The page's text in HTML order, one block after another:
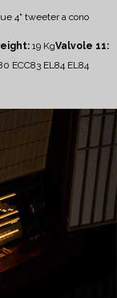
4" tweeter a cono
19 KgValvole 11:
ECC83 EL84 EL84